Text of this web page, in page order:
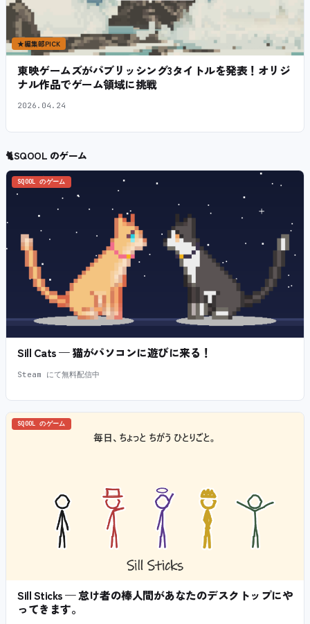
★編集部PICK
東映ゲームズがパブリッシング3タイトルを発表！オリジ
ナル作品でゲーム領域に挑戦
2026.04.24
🐈SQOOL のゲーム
SQOOL のゲーム
Sill Cats — 猫がパソコンに遊びに来る！
Steam にて無料配信中
SQOOL のゲーム
Sill Sticks — 怠け者の棒人間があなたのデスクトップにや
ってきます。